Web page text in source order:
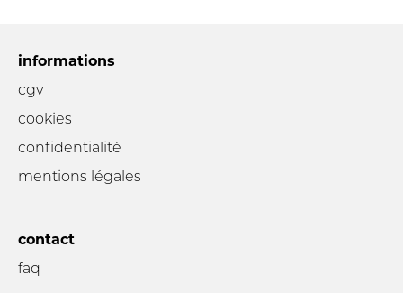
informations
cgv
cookies
confidentialité
mentions légales
contact
faq